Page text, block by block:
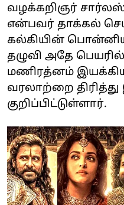
வழக்கறிஞர்
என்பவர் தாக்கல்
கல்கியின்
தழுவி அதே
மணிரத்னம்
வரலாற்றை
குறிப்பிட்டுள்ளார்.